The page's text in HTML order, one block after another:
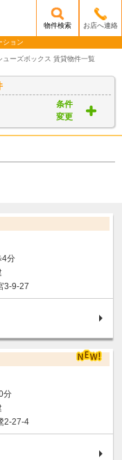
head-logo.png
物件検索 お店へ連絡
ション
ューズボックス 賃貸物件一覧
条件
変更
分
3-9-27
分
2-27-4